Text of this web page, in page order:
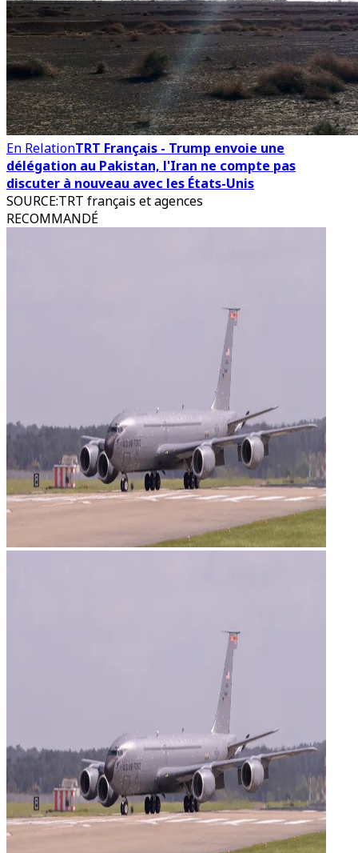
En RelationTRT Français - Trump envoie une
délégation au Pakistan, l'Iran ne compte pas
discuter à nouveau avec les États-Unis
SOURCE:TRT français et agences
RECOMMANDÉ